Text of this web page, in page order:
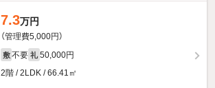
7.3万円
（管理費5,000円）
敷 不要 礼 50,000円
2階 / 2LDK / 66.41㎡